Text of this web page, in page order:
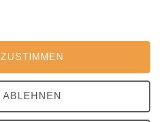
ZUSTIMMEN
ABLEHNEN